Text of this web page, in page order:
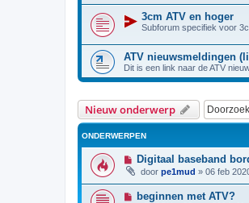
3cm ATV en hoger
Subforum specifiek voor
ATV nieuwsmeldingen
Dit is een link naar de ATV
Nieuw onderwerp
ONDERWERPEN
Digitaal baseband
door pe1mud » 06 feb
beginnen met ATV?